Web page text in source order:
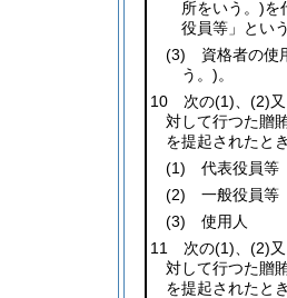
所をいう。)を
役員等」とい
(3) 資格者の使
う。)。
10 次の(1) (2)
対して行つた贈
を提起されたと
(1) 代表役員等
(2) 一般役員等
(3) 使用人
11 次の(1) (2)
対して行つた贈
を提起されたと